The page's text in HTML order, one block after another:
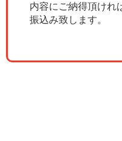
内容にご納得頂けれ
振込み致します。